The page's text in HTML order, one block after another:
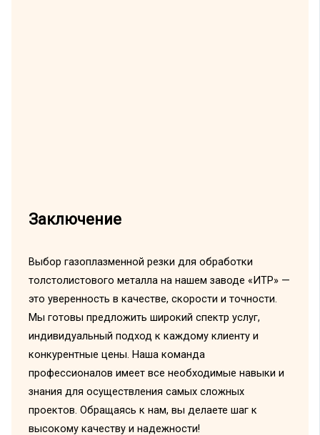
Заключение
Выбор газоплазменной резки для обработки
толстолистового металла на нашем заводе «ИТР» —
это уверенность в качестве, скорости и точности.
Мы готовы предложить широкий спектр услуг,
индивидуальный подход к каждому клиенту и
конкурентные цены. Наша команда
профессионалов имеет все необходимые навыки и
знания для осуществления самых сложных
проектов. Обращаясь к нам, вы делаете шаг к
высокому качеству и надежности!